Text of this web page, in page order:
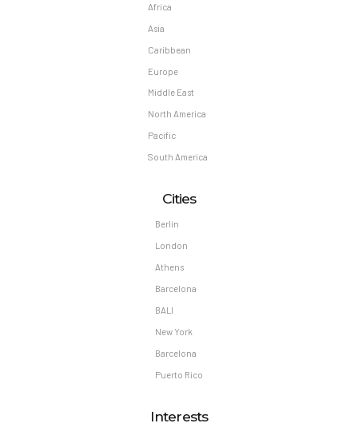
Africa
Asia
Caribbean
Europe
Middle East
North America
Pacific
South America
Cities
Berlin
London
Athens
Barcelona
BALI
New York
Barcelona
Puerto Rico
Interests